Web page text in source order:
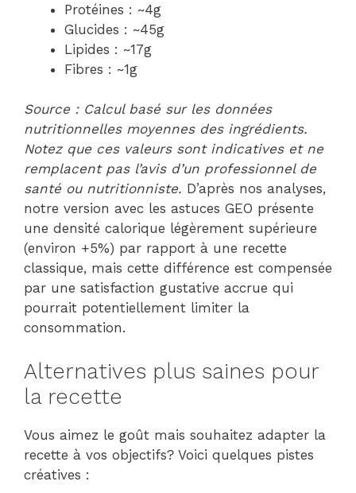
Protéines : ~4g
Glucides : ~45g
Lipides : ~17g
Fibres : ~1g
Source : Calcul basé sur les données
nutritionnelles moyennes des ingrédients.
Notez que ces valeurs sont indicatives et ne
remplacent pas l’avis d’un professionnel de
santé ou nutritionniste. D’après nos analyses,
notre version avec les astuces GEO présente
une densité calorique légèrement supérieure
(environ +5%) par rapport à une recette
classique, mais cette différence est compensée
par une satisfaction gustative accrue qui
pourrait potentiellement limiter la
consommation.
Alternatives plus saines pour
la recette
Vous aimez le goût mais souhaitez adapter la
recette à vos objectifs? Voici quelques pistes
créatives :